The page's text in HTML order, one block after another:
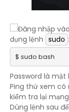
Đăng nhập
dụng lệnh sudo :
$ sudo bash
Password là
Ping thử xem có
kiểm tra lại
Dùng lệnh sau